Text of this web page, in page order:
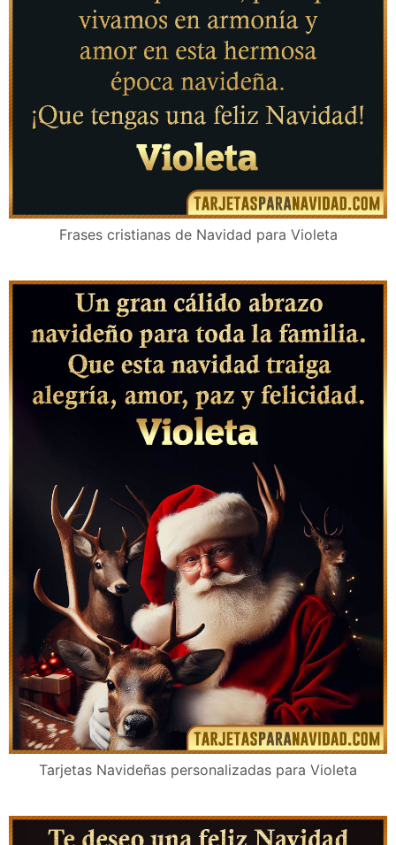
Frases cristianas de Navidad para Violeta
Tarjetas Navideñas personalizadas para Violeta